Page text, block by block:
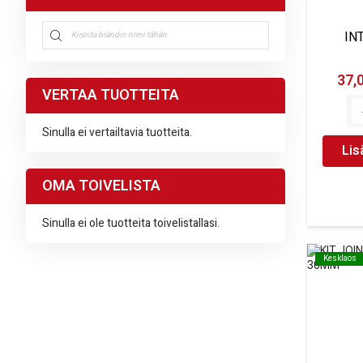
Kesklaos
Kesklaos
Võrri / jalgratta abimootor
VERTAA TUOTTEITA
Sinulla ei vertailtavia tuotteita.
OMA TOIVELISTA
Sinulla ei ole tuotteita toivelistallasi.